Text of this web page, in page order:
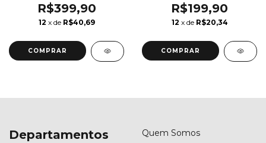
R$399,90
12 x de R$40,69
COMPRAR
R$199,90
12 x de R$20,34
COMPRAR
Departamentos Quem Somos